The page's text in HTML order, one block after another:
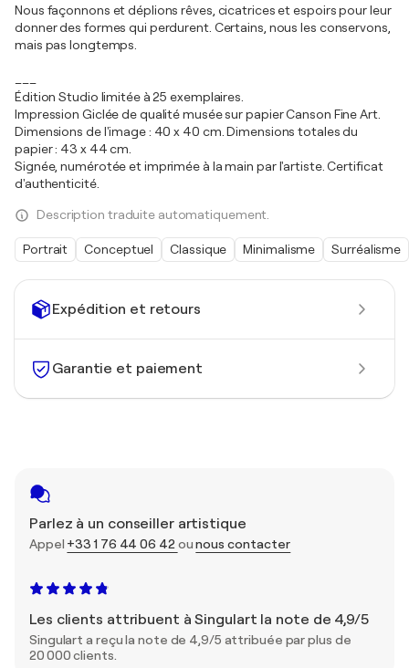
Expédition et retours
Garantie et paiement
Parlez à un conseiller artistique
Appel +33 1 76 44 06 42ounous contacter
Les clients attribuent à Singulart la note de 4,9/5
Singulart a reçu la note de 4,9/5 attribuée par plus de
20 000 clients.
Nous façonnons et déplions rêves, cicatrices et espoirs pour leur
donner des formes qui perdurent. Certains, nous les conservons,
mais pas longtemps.
___
Édition Studio limitée à 25 exemplaires.
Impression Giclée de qualité musée sur papier Canson Fine Art.
Dimensions de l'image : 40 x 40 cm. Dimensions totales du
papier : 43 x 44 cm.
Signée, numérotée et imprimée à la main par l'artiste. Certificat
d'authenticité.
Description traduite automatiquement.
Portrait Conceptuel Classique Minimalisme Surréalisme